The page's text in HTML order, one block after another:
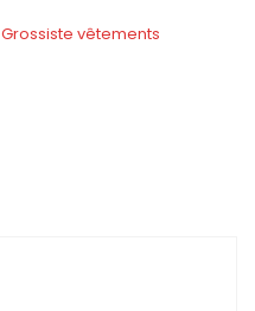
Grossiste vêtements